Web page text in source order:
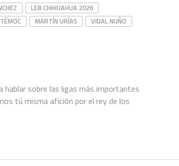
LEB CHIHUAHUA 2026
MARTÍN URÍAS VIDAL NUÑO
hablar sobre las ligas más importantes
tú misma afición por el rey de los